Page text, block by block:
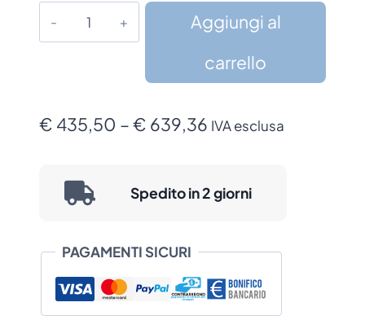
Aggiungi al
carrello
€ 435,50 –€ 639,36 Fascia
da
€ 639,36
IVA esclusa
Spedito in 2 giorni
PAGAMENTI SICURI